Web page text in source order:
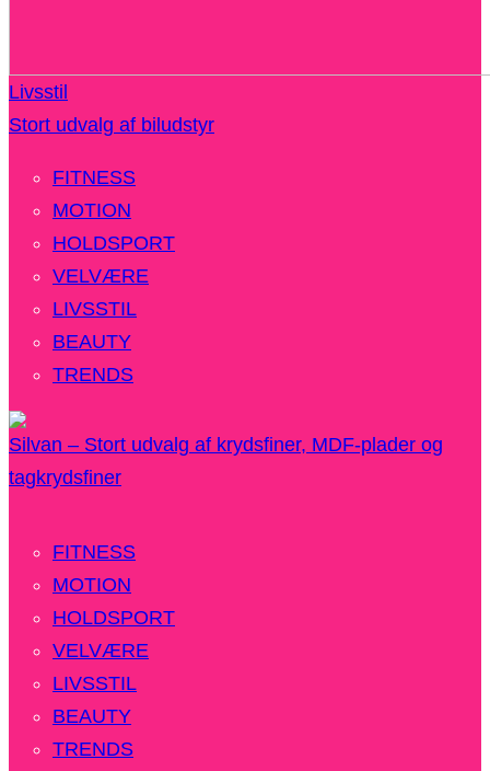
Livsstil
Stort udvalg af biludstyr
FITNESS
MOTION
HOLDSPORT
VELVÆRE
LIVSSTIL
BEAUTY
TRENDS
Silvan – Stort udvalg af krydsfiner, MDF-plader og
tagkrydsfiner
FITNESS
MOTION
HOLDSPORT
VELVÆRE
LIVSSTIL
BEAUTY
TRENDS